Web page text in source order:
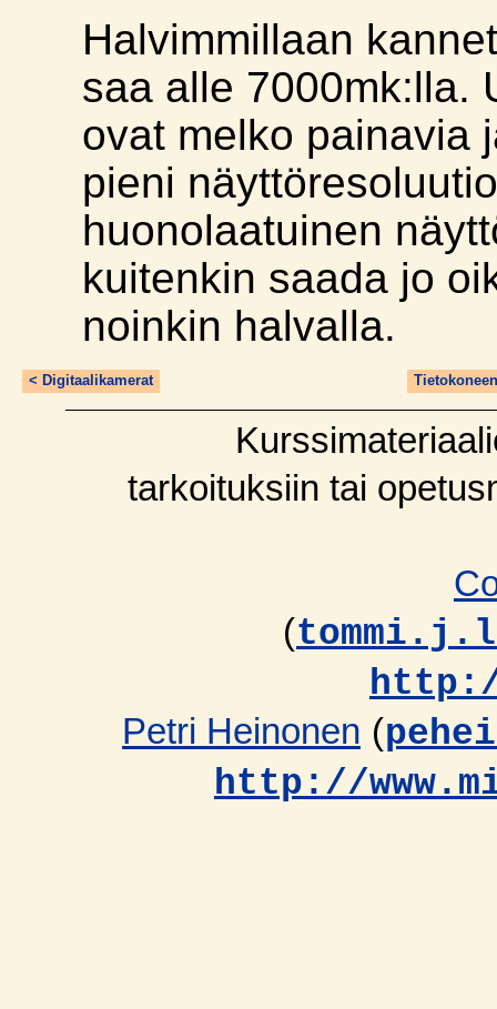
Halvimmillaan
saa alle 7000mk:lla.
ovat melko painavia
pieni
huonolaatuinen
kuitenkin saada jo
noinkin halvalla.
< Digitaalikamerat
tarkoituksiin tai
(
Petri Heinonen (
http://